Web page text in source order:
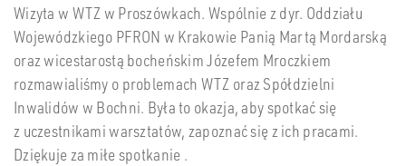
Wizyta w WTZ w Proszówkach. Wspólnie z dyr. Oddziału
Wojewódzkiego PFRON w Krakowie Panią Martą Mordarską
oraz wicestarostą bocheńskim Józefem Mroczkiem
rozmawialiśmy o problemach WTZ oraz Spółdzielni
Inwalidów w Bochni. Była to okazja, aby spotkać się
z uczestnikami warsztatów, zapoznać się z ich pracami.
Dziękuje za miłe spotkanie .